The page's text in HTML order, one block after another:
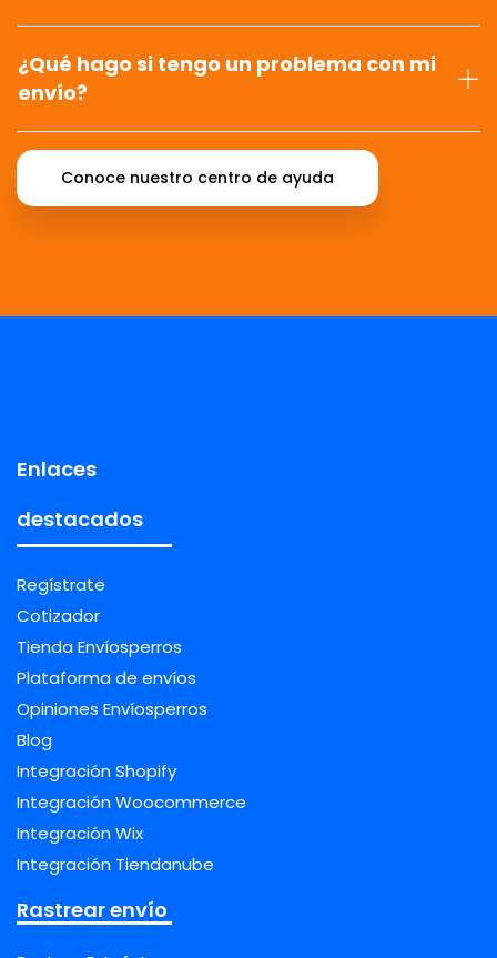
¿Qué hago si tengo un problema con mi
envío?
Conoce nuestro centro de ayuda
Enlaces
destacados
Regístrate
Cotizador
Tienda Envíosperros
Plataforma de envíos
Opiniones Envíosperros
Blog
Integración Shopify
Integración Woocommerce
Integración Wix
Integración Tiendanube
Rastrear envío